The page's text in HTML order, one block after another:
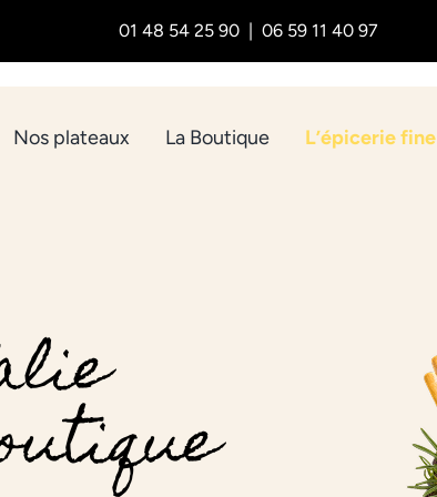
01 48 54 25 90 | 06 59 11 40 97
Nos plateaux La Boutique L’épicerie fine